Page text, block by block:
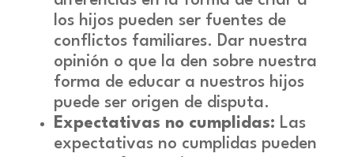
los hijos pueden ser fuentes de
conflictos familiares. Dar nuestra
opinión o que la den sobre nuestra
forma de educar a nuestros hijos
puede ser origen de disputa.
Expectativas no cumplidas: Las
expectativas no cumplidas pueden